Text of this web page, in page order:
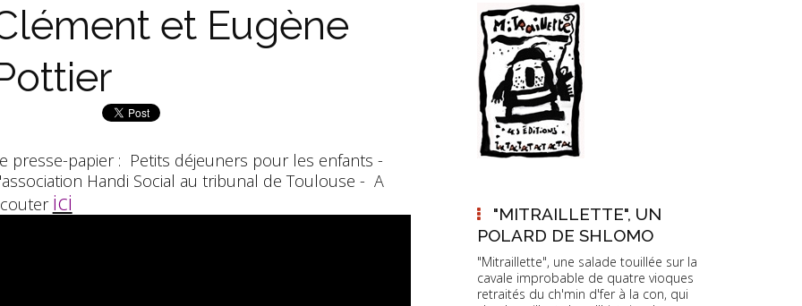
et Eugène
presse-papier : Petits déjeuners pour les enfants -
Handi Social au tribunal de Toulouse - A
ici
"MITRAILLETTE", UN
POLARD DE SHLOMO
"Mitraillette", une salade touillée sur la
cavale improbable de quatre vioques
retraités du ch'min d'fer à la con, qui